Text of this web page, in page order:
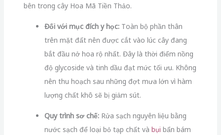
bên trong cây Hoa Mã Tiền Thảo.
Đối với mục đích y học:Toàn bộ phần thân
trên mặt đất nên được cắt vào lúc cây đang
bắt đầu nở hoa rộ nhất. Đây là thời điểm nồng
độ glycoside và tinh dầu đạt mức tối ưu. Không
nên thu hoạch sau những đợt mưa lớn vì hàm
lượng chất khô sẽ bị giảm sút.
Quy trình sơ chế:Rửa sạch nguyên liệu bằng
nước sạch để loại bỏ tạp chất và bụi bẩn bám